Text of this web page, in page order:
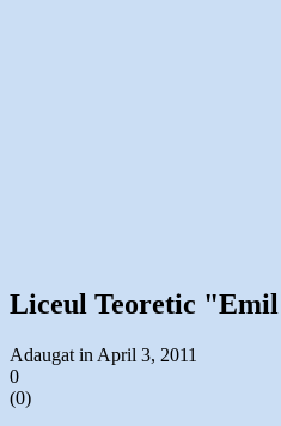
Liceul Teoretic
Adaugat in April 3, 2011
0
(0)